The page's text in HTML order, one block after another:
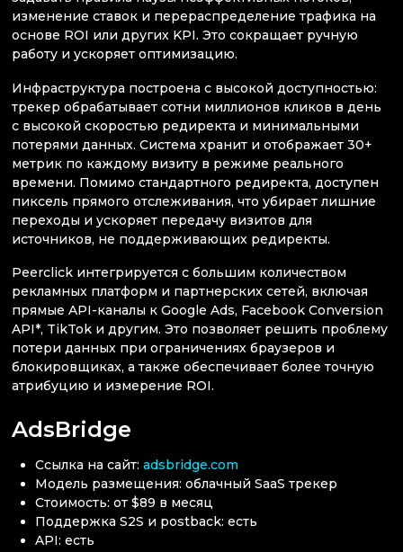
изменение ставок и перераспределение трафика на
основе ROI или других KPI. Это сокращает ручную
работу и ускоряет оптимизацию.
Инфраструктура построена с высокой доступностью:
трекер обрабатывает сотни миллионов кликов в день
с высокой скоростью редиректа и минимальными
потерями данных. Система хранит и отображает 30+
метрик по каждому визиту в режиме реального
времени. Помимо стандартного редиректа, доступен
пиксель прямого отслеживания, что убирает лишние
переходы и ускоряет передачу визитов для
источников, не поддерживающих редиректы.
Peerclick интегрируется с большим количеством
рекламных платформ и партнерских сетей, включая
прямые API-каналы к Google Ads, Facebook Conversion
API*, TikTok и другим. Это позволяет решить проблему
потери данных при ограничениях браузеров и
блокировщиках, а также обеспечивает более точную
атрибуцию и измерение ROI.
AdsBridge
Ссылка на сайт:adsbridge.com
Модель размещения: облачный SaaS трекер
Стоимость: от $89 в месяц
Поддержка S2S и postback: есть
API: есть